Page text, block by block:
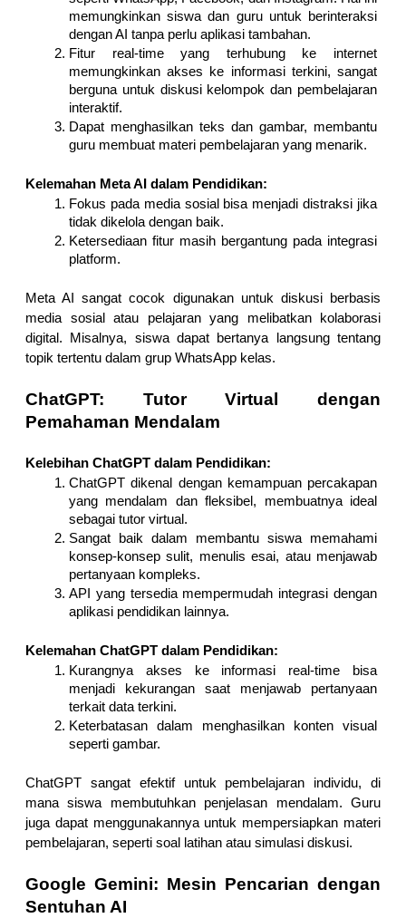
memungkinkan siswa dan guru untuk berinteraksi
dengan AI tanpa perlu aplikasi tambahan.
Fitur real-time yang terhubung ke internet
memungkinkan akses ke informasi terkini, sangat
berguna untuk diskusi kelompok dan pembelajaran
interaktif.
Dapat menghasilkan teks dan gambar, membantu
guru membuat materi pembelajaran yang menarik.
Kelemahan Meta AI dalam Pendidikan:
Fokus pada media sosial bisa menjadi distraksi jika
tidak dikelola dengan baik.
Ketersediaan fitur masih bergantung pada integrasi
platform.
Meta AI sangat cocok digunakan untuk diskusi berbasis
media sosial atau pelajaran yang melibatkan kolaborasi
digital. Misalnya, siswa dapat bertanya langsung tentang
topik tertentu dalam grup WhatsApp kelas.
ChatGPT: Tutor Virtual dengan
Pemahaman Mendalam
Kelebihan ChatGPT dalam Pendidikan:
ChatGPT dikenal dengan kemampuan percakapan
yang mendalam dan fleksibel, membuatnya ideal
sebagai tutor virtual.
Sangat baik dalam membantu siswa memahami
konsep-konsep sulit, menulis esai, atau menjawab
pertanyaan kompleks.
API yang tersedia mempermudah integrasi dengan
aplikasi pendidikan lainnya.
Kelemahan ChatGPT dalam Pendidikan:
Kurangnya akses ke informasi real-time bisa
menjadi kekurangan saat menjawab pertanyaan
terkait data terkini.
Keterbatasan dalam menghasilkan konten visual
seperti gambar.
ChatGPT sangat efektif untuk pembelajaran individu, di
mana siswa membutuhkan penjelasan mendalam. Guru
juga dapat menggunakannya untuk mempersiapkan materi
pembelajaran, seperti soal latihan atau simulasi diskusi.
Google Gemini: Mesin Pencarian dengan
Sentuhan AI